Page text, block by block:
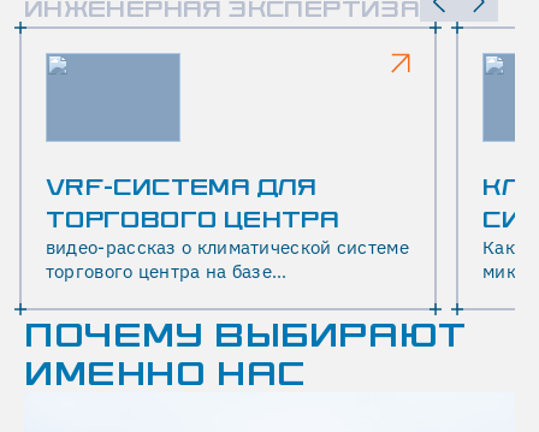
ИНЖЕНЕРНАЯ ЭКСПЕРТИЗА
VRF-СИСТЕМА ДЛЯ
ТОРГОВОГО ЦЕНТРА
видео-рассказ о климатической системе
торгового центра на базе
кондиционирования
Как
ПОЧЕМУ ВЫБИРАЮТ
ИМЕННО НАС